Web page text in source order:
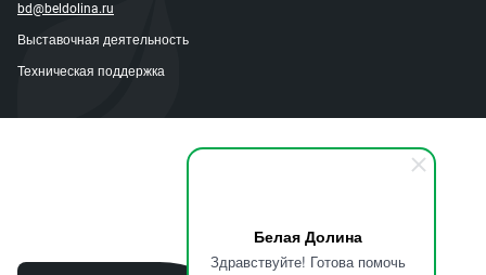
Белая Долина
Здравствуйте! Готова помочь
bd@beldolina.ru
Выставочная деятельность
Техническая поддержка